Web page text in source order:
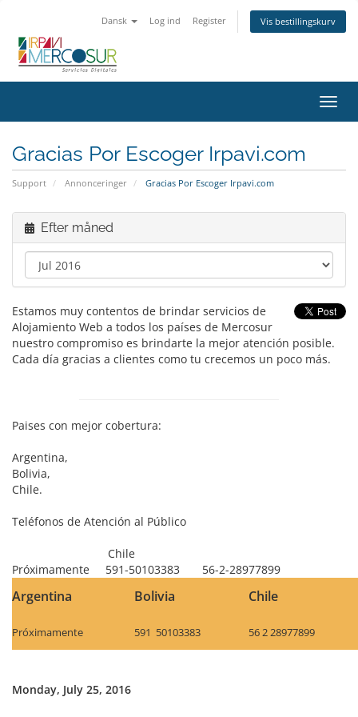
Dansk Log ind Register Vis bestillingskurv
Gracias Por Escoger Irpavi.com
Support Annonceringer Gracias Por Escoger Irpavi.com
Efter måned
Estamos muy contentos de brindar servicios de
Alojamiento Web a todos los países de Mercosur
nuestro compromiso es brindarte la mejor atención posible.
Cada día gracias a clientes como tu crecemos un poco más.
Paises con mejor cobertura:
Argentina,
Bolivia,
Chile.
Teléfonos de Atención al Público
Chile
Próximamente 591-50103383 56-2-28977899
Argentina Bolivia Chile
Próximamente 591 50103383 56 2 28977899
Monday, July 25, 2016